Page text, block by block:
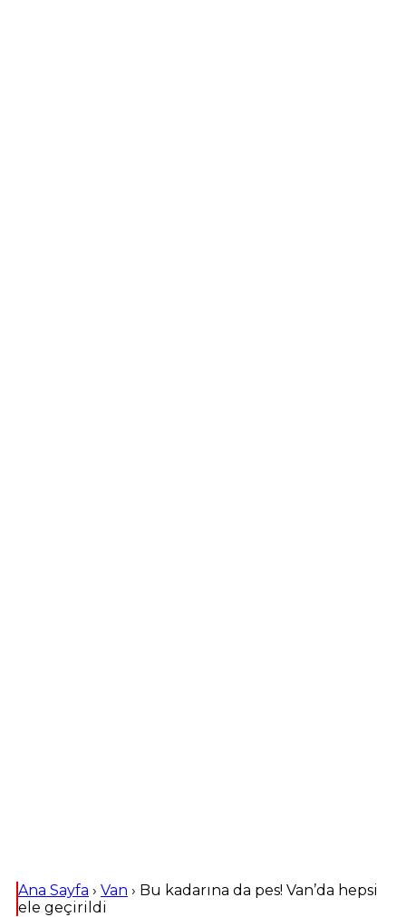
Ana Sayfa › Van › Bu kadarına da pes! Van’da hepsi
ele geçirildi